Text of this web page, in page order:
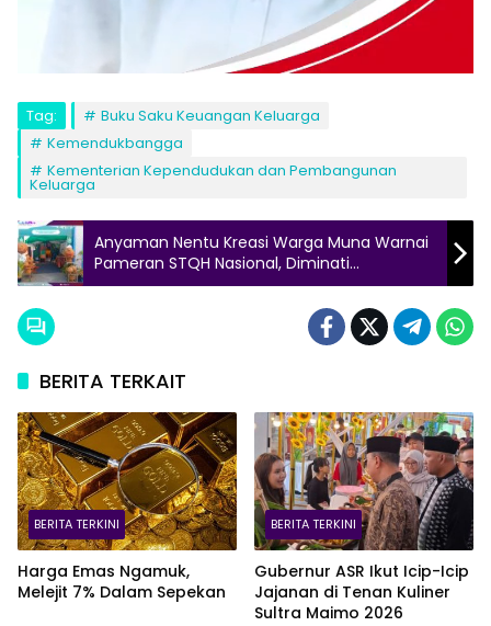
Tag:
Buku Saku Keuangan Keluarga
Kemendukbangga
Kementerian Kependudukan dan Pembangunan
Keluarga
Anyaman Nentu Kreasi Warga Muna Warnai
Pameran STQH Nasional, Diminati
Pengunjung Luar Daerah
BERITA TERKAIT
BERITA TERKINI
Harga Emas Ngamuk,
Melejit 7% Dalam Sepekan
BERITA TERKINI
Gubernur ASR Ikut Icip-Icip
Jajanan di Tenan Kuliner
Sultra Maimo 2026